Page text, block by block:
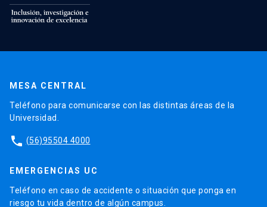
MESA CENTRAL
Teléfono para comunicarse con las distintas áreas de la
Universidad.
phone (56)95504 4000
EMERGENCIAS UC
Teléfono en caso de accidente o situación que ponga en
riesgo tu vida dentro de algún campus.